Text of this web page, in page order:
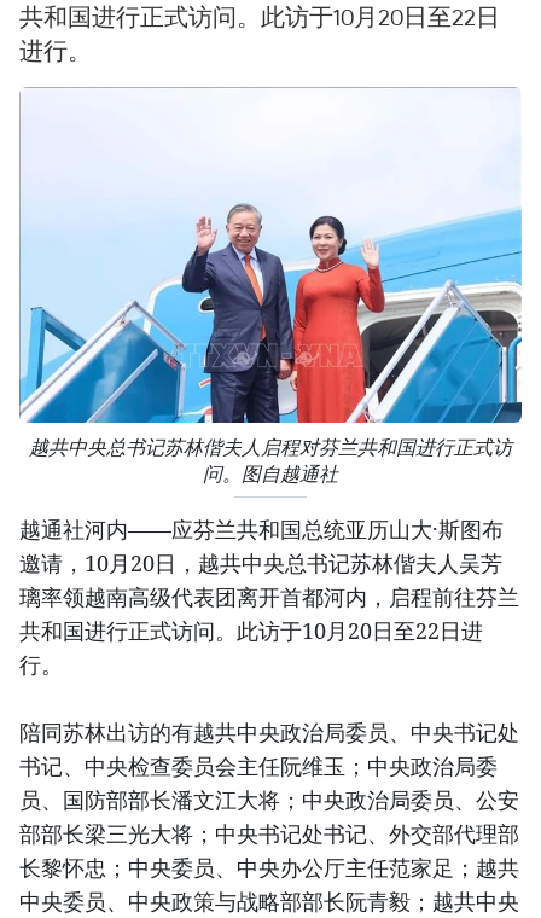
共和国进行正式访问。此访于10月20日至22日
进行。
越共中央总书记苏林偕夫人启程对芬兰共和国进行正式访
问。图自越通社
越通社河内——应芬兰共和国总统亚历山大·斯图布
邀请，10月20日，越共中央总书记苏林偕夫人吴芳
璃率领越南高级代表团离开首都河内，启程前往芬兰
共和国进行正式访问。此访于10月20日至22日进
行。
陪同苏林出访的有越共中央政治局委员、中央书记处
书记、中央检查委员会主任阮维玉；中央政治局委
员、国防部部长潘文江大将；中央政治局委员、公安
部部长梁三光大将；中央书记处书记、外交部代理部
长黎怀忠；中央委员、中央办公厅主任范家足；越共
中央委员、中央政策与战略部部长阮青毅；越共中央